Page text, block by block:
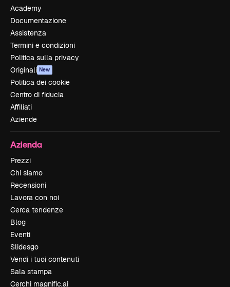
Academy
Documentazione
Assistenza
Termini e condizioni
Politica sulla privacy
Originali New
Politica dei cookie
Centro di fiducia
Affiliati
Aziende
Azienda
Prezzi
Chi siamo
Recensioni
Lavora con noi
Cerca tendenze
Blog
Eventi
Slidesgo
Vendi i tuoi contenuti
Sala stampa
Cerchi magnific.ai